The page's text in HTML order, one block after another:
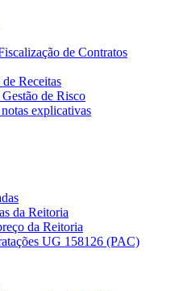
de Contratos
Receitas
de Risco
explicativas
da Reitoria
da Reitoria
UG 158126 (PAC)